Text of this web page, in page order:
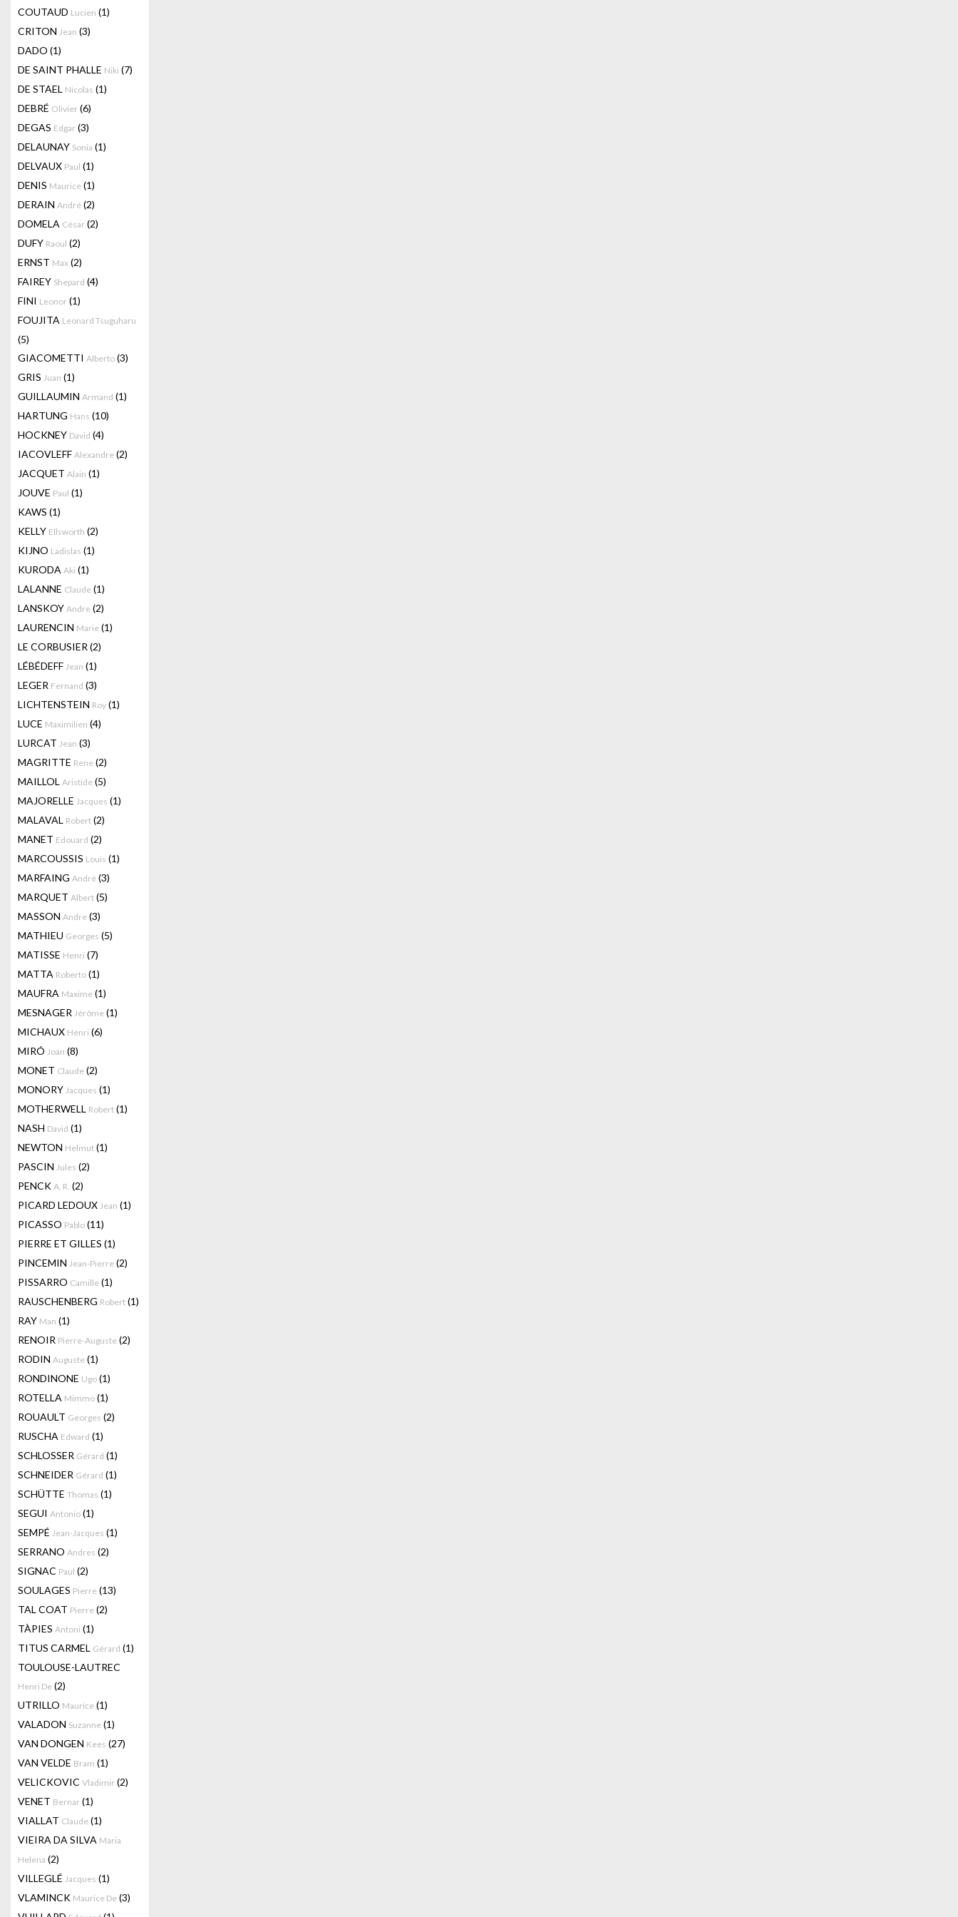
COUTAUD Lucien (1)
CRITON Jean (3)
DADO (1)
DE SAINT PHALLE Niki (7)
DE STAEL Nicolas (1)
DEBRÉ Olivier (6)
DEGAS Edgar (3)
DELAUNAY Sonia (1)
DELVAUX Paul (1)
DENIS Maurice (1)
DERAIN André (2)
DOMELA César (2)
DUFY Raoul (2)
ERNST Max (2)
FAIREY Shepard (4)
FINI Leonor (1)
FOUJITA Leonard Tsuguharu
(5)
GIACOMETTI Alberto (3)
GRIS Juan (1)
GUILLAUMIN Armand (1)
HARTUNG Hans (10)
HOCKNEY David (4)
IACOVLEFF Alexandre (2)
JACQUET Alain (1)
JOUVE Paul (1)
KAWS (1)
KELLY Ellsworth (2)
KIJNO Ladislas (1)
KURODA Aki (1)
LALANNE Claude (1)
LANSKOY Andre (2)
LAURENCIN Marie (1)
LE CORBUSIER (2)
LÉBÉDEFF Jean (1)
LEGER Fernand (3)
LICHTENSTEIN Roy (1)
LUCE Maximilien (4)
LURCAT Jean (3)
MAGRITTE Rene (2)
MAILLOL Aristide (5)
MAJORELLE Jacques (1)
MALAVAL Robert (2)
MANET Edouard (2)
MARCOUSSIS Louis (1)
MARFAING André (3)
MARQUET Albert (5)
MASSON Andre (3)
MATHIEU Georges (5)
MATISSE Henri (7)
MATTA Roberto (1)
MAUFRA Maxime (1)
MESNAGER Jérôme (1)
MICHAUX Henri (6)
MIRÓ Joan (8)
MONET Claude (2)
MONORY Jacques (1)
MOTHERWELL Robert (1)
NASH David (1)
NEWTON Helmut (1)
PASCIN Jules (2)
PENCK A. R. (2)
PICARD LEDOUX Jean (1)
PICASSO Pablo (11)
PIERRE ET GILLES (1)
PINCEMIN Jean-Pierre (2)
PISSARRO Camille (1)
RAUSCHENBERG Robert (1)
RAY Man (1)
RENOIR Pierre-Auguste (2)
RODIN Auguste (1)
RONDINONE Ugo (1)
ROTELLA Mimmo (1)
ROUAULT Georges (2)
RUSCHA Edward (1)
SCHLOSSER Gérard (1)
SCHNEIDER Gérard (1)
SCHÜTTE Thomas (1)
SEGUI Antonio (1)
SEMPÉ Jean-Jacques (1)
SERRANO Andres (2)
SIGNAC Paul (2)
SOULAGES Pierre (13)
TAL COAT Pierre (2)
TÀPIES Antoni (1)
TITUS CARMEL Gérard (1)
TOULOUSE-LAUTREC
Henri De (2)
UTRILLO Maurice (1)
VALADON Suzanne (1)
VAN DONGEN Kees (27)
VAN VELDE Bram (1)
VELICKOVIC Vladimir (2)
VENET Bernar (1)
VIALLAT Claude (1)
VIEIRA DA SILVA Maria
Helena (2)
VILLEGLÉ Jacques (1)
VLAMINCK Maurice De (3)